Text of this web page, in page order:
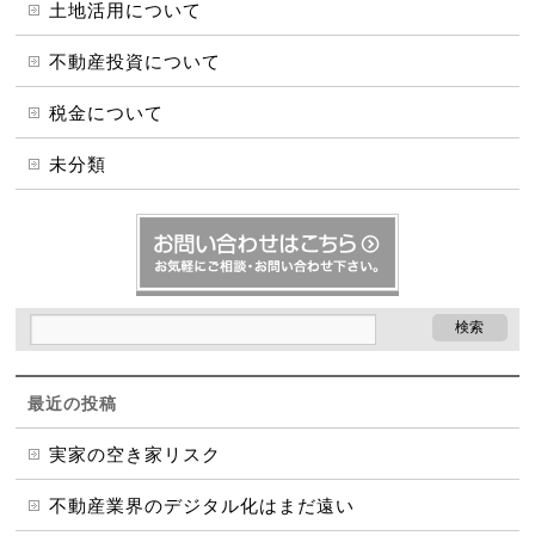
土地活用について
不動産投資について
税金について
未分類
最近の投稿
実家の空き家リスク
不動産業界のデジタル化はまだ遠い